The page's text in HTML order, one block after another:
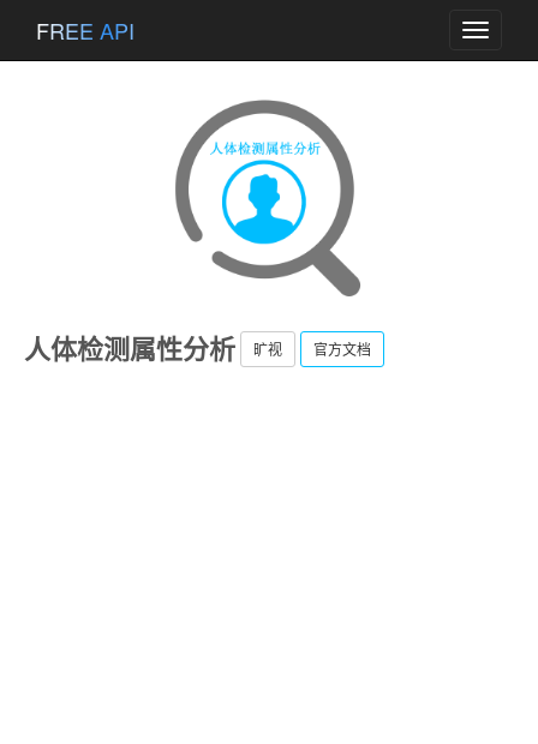
Toggle
FREE API
人体检测属性分析 旷视 官方文档